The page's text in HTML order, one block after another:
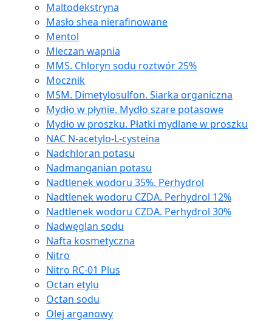
Maltodekstryna
Masło shea nierafinowane
Mentol
Mleczan wapnia
MMS. Chloryn sodu roztwór 25%
Mocznik
MSM. Dimetylosulfon. Siarka organiczna
Mydło w płynie. Mydło szare potasowe
Mydło w proszku. Płatki mydlane w proszku
NAC N-acetylo-L-cysteina
Nadchloran potasu
Nadmanganian potasu
Nadtlenek wodoru 35%. Perhydrol
Nadtlenek wodoru CZDA. Perhydrol 12%
Nadtlenek wodoru CZDA. Perhydrol 30%
Nadwęglan sodu
Nafta kosmetyczna
Nitro
Nitro RC-01 Plus
Octan etylu
Octan sodu
Olej arganowy